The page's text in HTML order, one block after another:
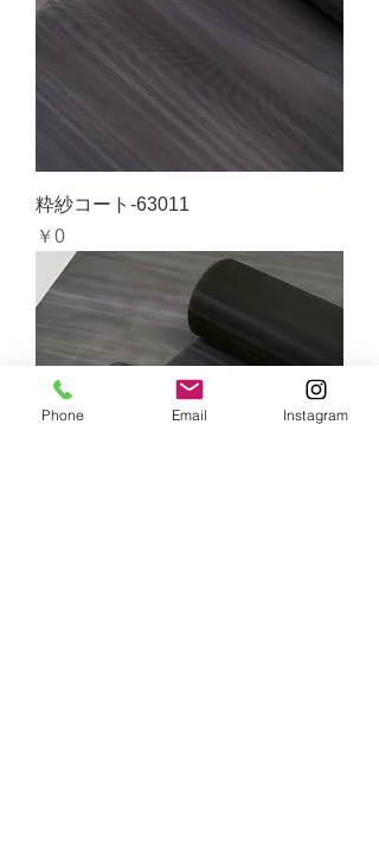
粋紗コート-63011
価格
￥0
Phone Email Instagram